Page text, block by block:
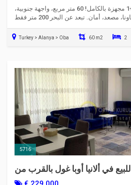
في ألانيا أوباجول، شقة 1+1 مجهزة بالكامل! 60 متر مربع، واجهة جنوبية،
Turkey > Alanya > Oba 60 m2 2
5716
عقار دوبلكس 4+1 للبيع في ألانيا أوبا غول بالقرب من
البحر